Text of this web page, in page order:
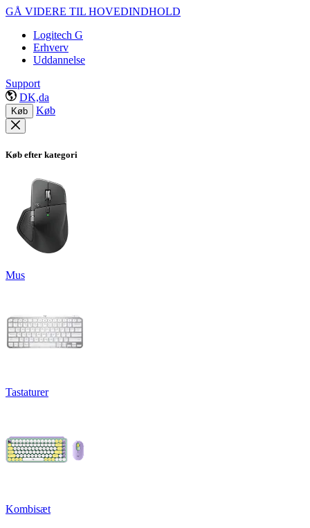
GÅ VIDERE TIL HOVEDINDHOLD
Logitech G
Erhverv
Uddannelse
Support
DK,da
Køb Køb
Køb efter kategori
Mus
Tastaturer
Kombisæt